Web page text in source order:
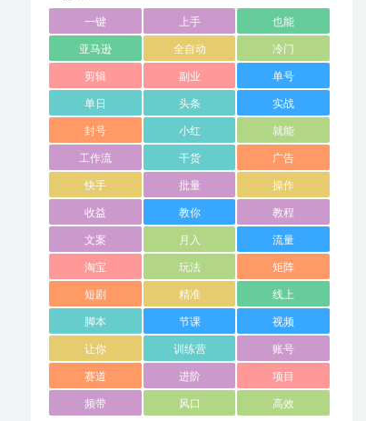
一键 上手 也能
亚马逊 全自动 冷门
剪辑 副业 单号
单日 头条 实战
封号 小红 就能
工作流 干货 广告
快手 批量 操作
收益 教你 教程
文案 月入 流量
淘宝 玩法 矩阵
短剧 精准 线上
脚本 节课 视频
让你 训练营 账号
赛道 进阶 项目
频带 风口 高效